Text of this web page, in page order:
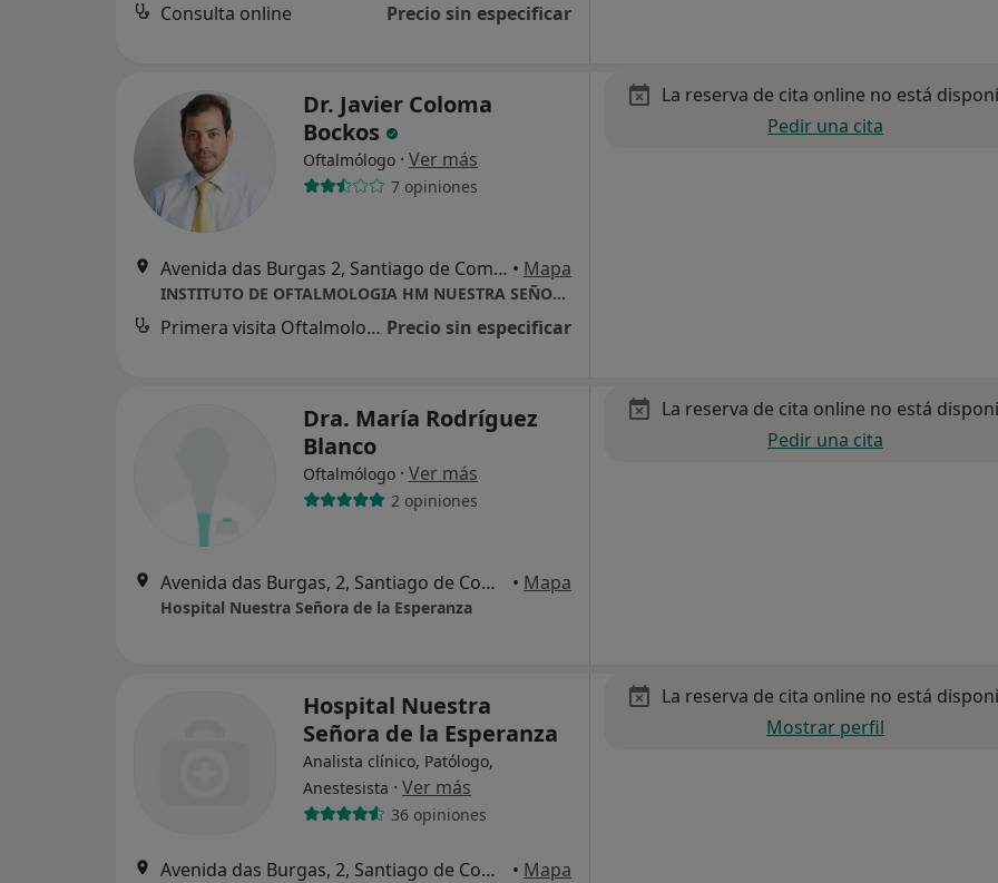
Consulta online Precio sin especificar
Dr. Javier Coloma
Bockos
Oftalmólogo · Ver más
7 opiniones
Avenida das Burgas 2, Santiago de Compostela • Mapa
INSTITUTO DE OFTALMOLOGIA HM NUESTRA SEÑORA DE LA ESPERANZA CONSULTA PRIVADA
Primera visita Oftalmología Precio sin especificar
La reserva de cita online no está
Pedir una cita
Dra. María Rodríguez
Blanco
Oftalmólogo · Ver más
2 opiniones
Avenida das Burgas, 2, Santiago de Compostela • Mapa
Hospital Nuestra Señora de la Esperanza
La reserva de cita online no está
Pedir una cita
Hospital Nuestra
Señora de la Esperanza
Analista clínico, Patólogo,
Anestesista · Ver más
36 opiniones
Avenida das Burgas, 2, Santiago de Compostela • Mapa
La reserva de cita online no está
Mostrar perfil